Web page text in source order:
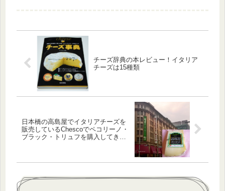
チーズ辞典の本レビュー！イタリア
チーズは15種類
日本橋の高島屋でイタリアチーズを
販売しているChescoでペコリーノ・
ブラック・トリュフを購入してきま